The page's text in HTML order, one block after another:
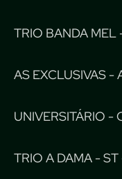
TRIO BANDA MEL
AS EXCLUSIVAS -
UNIVERSITÁRIO -
TRIO A DAMA -